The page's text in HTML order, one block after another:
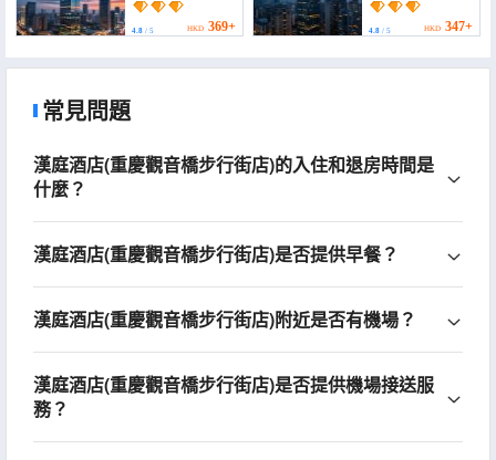
Executive Hotel
(Chongqing
Guanyinqiao
4.8 / 5 HKD 369+
Executive Suite Hotel
(Chongqing
Guanyinqiao
4.8/ 5 HKD 347+
常見問題
漢庭酒店(重慶觀音橋步行街店)的入住和退房時間是
什麼？
漢庭酒店(重慶觀音橋步行街店)是否提供早餐？
漢庭酒店(重慶觀音橋步行街店)附近是否有機場？
漢庭酒店(重慶觀音橋步行街店)是否提供機場接送服
務？